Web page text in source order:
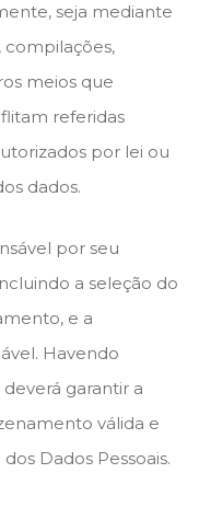
seja mediante
compilações,
meios que
referidas
por lei ou
dados.
por seu
a seleção do
e a
Havendo
garantir a
válida e
Dados Pessoais.